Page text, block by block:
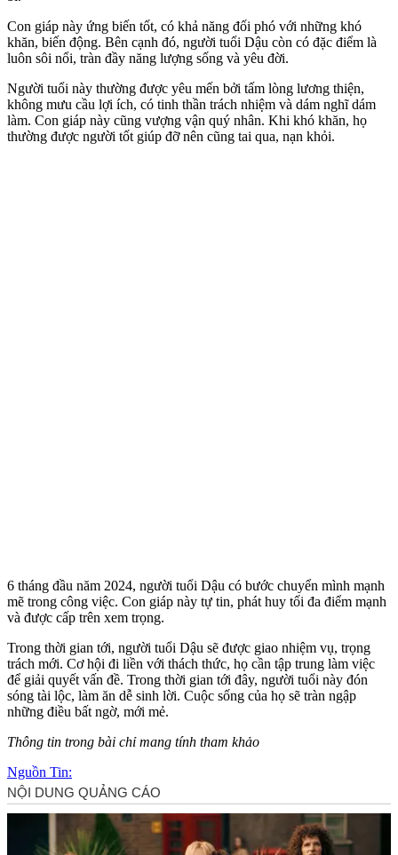
Con giáp này ứng biến tốt, có khả năng đối phó với những khó
khăn, biến động. Bên cạnh đó, người tuổi Dậu còn có đặc điểm là
luôn sôi nổi, tràn đầy năng lượng sống và yêu đời.
Người tuổi này thường được yêu mến bởi tấm lòng lương thiện,
không mưu cầu lợi ích, có tinh thần trách nhiệm và dám nghĩ dám
làm. Con giáp này cũng vượng vận quý nhân. Khi khó khăn, họ
thường được người tốt giúp đỡ nên cũng tai qua, nạn khỏi.
6 tháng đầu năm 2024, người tuổi Dậu có bước chuyển mình mạnh
mẽ trong công việc. Con giáp này tự tin, phát huy tối đa điểm mạnh
và được cấp trên xem trọng.
Trong thời gian tới, người tuổi Dậu sẽ được giao nhiệm vụ, trọng
trách mới. Cơ hội đi liền với thách thức, họ cần tập trung làm việc
để giải quyết vấn đề. Trong thời gian tới đây, người tuổi này đón
sóng tài lộc, làm ăn dễ sinh lời. Cuộc sống của họ sẽ tràn ngập
những điều bất ngờ, mới mẻ.
Thông tin trong bài chỉ mang tính tham khảo
Nguồn Tin: